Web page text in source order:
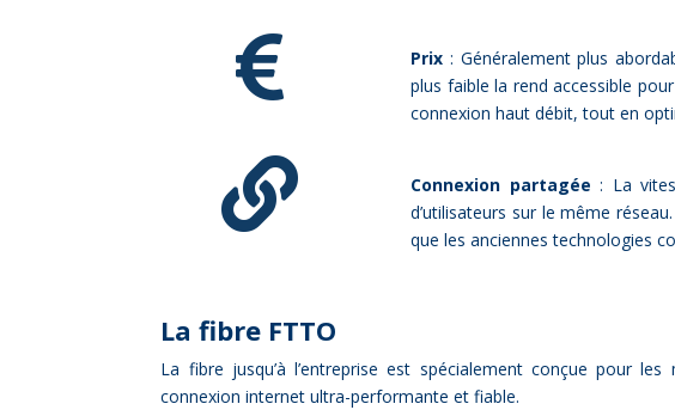
 Prix : Généralement plus
plus faible la rend accessible
connexion haut débit, tout en
 Connexion partagée : La
d’utilisateurs sur le même
que les anciennes technologies
La fibre FTTO
La fibre jusqu’à l’entreprise est spé­cia­le­ment conçue pour
connexion in­ter­net ul­tra-per­for­mante et fiable.